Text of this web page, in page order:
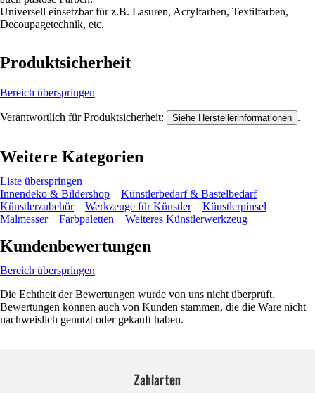
Universell einsetzbar für z.B. Lasuren, Acrylfarben, Textilfarben,
Decoupagetechnik, etc.
Produktsicherheit
Bereich überspringen
Verantwortlich für Produktsicherheit: Siehe Herstellerinformationen .
Weitere Kategorien
Liste überspringen
Innendeko & Bildershop
Künstlerbedarf & Bastelbedarf
Künstlerzubehör
Werkzeuge für Künstler
Künstlerpinsel
Malmesser
Farbpaletten Weiteres Künstlerwerkzeug
Kundenbewertungen
Bereich überspringen
Die Echtheit der Bewertungen wurde von uns nicht überprüft.
Bewertungen können auch von Kunden stammen, die die Ware nicht
nachweislich genutzt oder gekauft haben.
Zahlarten